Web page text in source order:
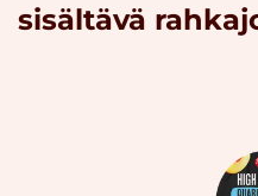
sisältävä